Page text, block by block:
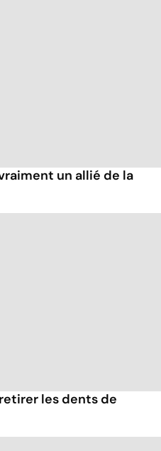
un allié de la
les dents de